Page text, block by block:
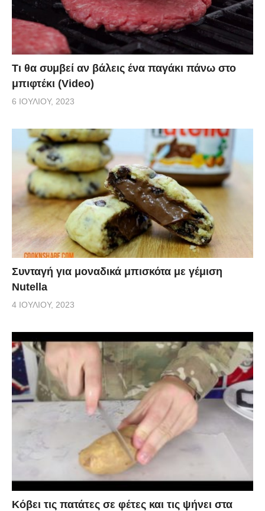
Τι θα συμβεί αν βάλεις ένα παγάκι πάνω στο
μπιφτέκι (Video)
6 ΙΟΥΛΊΟΥ, 2023
Συνταγή για μοναδικά μπισκότα με γέμιση
Nutella
4 ΙΟΥΛΊΟΥ, 2023
Κόβει τις πατάτες σε φέτες και τις ψήνει στα